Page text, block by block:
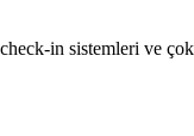
in sistemleri ve çok